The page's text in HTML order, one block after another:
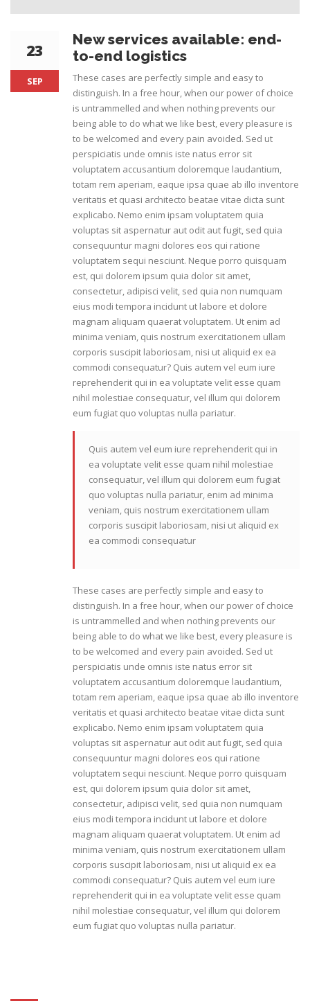
23
SEP
New services available: end-
to-end logistics
These cases are perfectly simple and easy to
distinguish. In a free hour, when our power of choice
is untrammelled and when nothing prevents our
being able to do what we like best, every pleasure is
to be welcomed and every pain avoided. Sed ut
perspiciatis unde omnis iste natus error sit
voluptatem accusantium doloremque laudantium,
totam rem aperiam, eaque ipsa quae ab illo inventore
veritatis et quasi architecto beatae vitae dicta sunt
explicabo. Nemo enim ipsam voluptatem quia
voluptas sit aspernatur aut odit aut fugit, sed quia
consequuntur magni dolores eos qui ratione
voluptatem sequi nesciunt. Neque porro quisquam
est, qui dolorem ipsum quia dolor sit amet,
consectetur, adipisci velit, sed quia non numquam
eius modi tempora incidunt ut labore et dolore
magnam aliquam quaerat voluptatem. Ut enim ad
minima veniam, quis nostrum exercitationem ullam
corporis suscipit laboriosam, nisi ut aliquid ex ea
commodi consequatur? Quis autem vel eum iure
reprehenderit qui in ea voluptate velit esse quam
nihil molestiae consequatur, vel illum qui dolorem
eum fugiat quo voluptas nulla pariatur.
Quis autem vel eum iure reprehenderit qui in
ea voluptate velit esse quam nihil molestiae
consequatur, vel illum qui dolorem eum fugiat
quo voluptas nulla pariatur, enim ad minima
veniam, quis nostrum exercitationem ullam
corporis suscipit laboriosam, nisi ut aliquid ex
ea commodi consequatur
These cases are perfectly simple and easy to
distinguish. In a free hour, when our power of choice
is untrammelled and when nothing prevents our
being able to do what we like best, every pleasure is
to be welcomed and every pain avoided. Sed ut
perspiciatis unde omnis iste natus error sit
voluptatem accusantium doloremque laudantium,
totam rem aperiam, eaque ipsa quae ab illo inventore
veritatis et quasi architecto beatae vitae dicta sunt
explicabo. Nemo enim ipsam voluptatem quia
voluptas sit aspernatur aut odit aut fugit, sed quia
consequuntur magni dolores eos qui ratione
voluptatem sequi nesciunt. Neque porro quisquam
est, qui dolorem ipsum quia dolor sit amet,
consectetur, adipisci velit, sed quia non numquam
eius modi tempora incidunt ut labore et dolore
magnam aliquam quaerat voluptatem. Ut enim ad
minima veniam, quis nostrum exercitationem ullam
corporis suscipit laboriosam, nisi ut aliquid ex ea
commodi consequatur? Quis autem vel eum iure
reprehenderit qui in ea voluptate velit esse quam
nihil molestiae consequatur, vel illum qui dolorem
eum fugiat quo voluptas nulla pariatur.